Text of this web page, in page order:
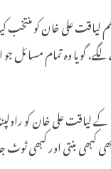
سے، پہلے گورنر جنرل قائدِ اعظم بنے اور ملک کا
لگے، گویا وہ تمام
کے لیاقت علی خان کو
کبھی بنتی اور کبھی ٹوٹ